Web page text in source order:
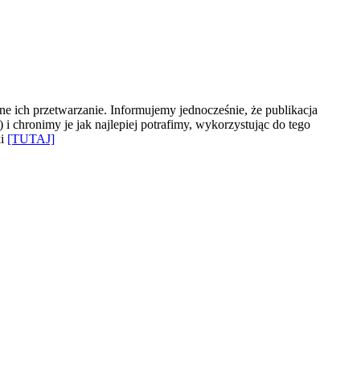
ich przetwarzanie. Informujemy jednocześnie, że publikacja
chronimy je jak najlepiej potrafimy, wykorzystując do tego
[TUTAJ]